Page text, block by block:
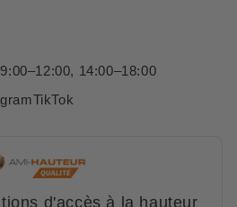
14:00–18:00
TikTok
d'accès à la hauteur